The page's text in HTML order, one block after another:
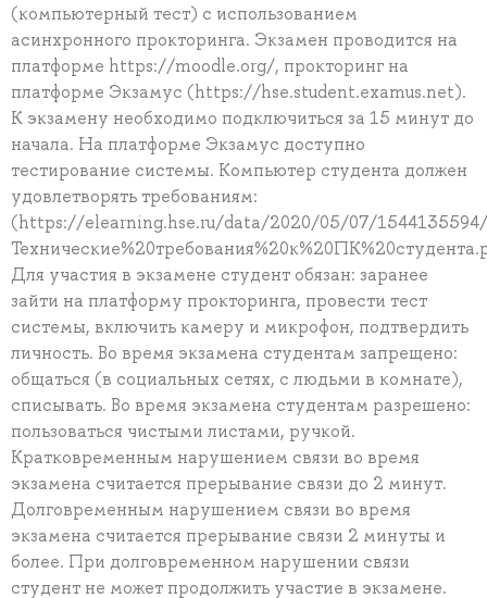
(компьютерный тест) с использованием
асинхронного прокторинга. Экзамен проводится на
платформе https://moodle.org/, прокторинг на
платформе Экзамус (https://hse.student.examus.net).
К экзамену необходимо подключиться за 15 минут до
начала. На платформе Экзамус доступно
тестирование системы. Компьютер студента должен
удовлетворять требованиям:
(https://elearning.hse.ru/data/2020/05/07/1544135594/
Для участия в экзамене студент обязан: заранее
зайти на платформу прокторинга, провести тест
системы, включить камеру и микрофон, подтвердить
личность. Во время экзамена студентам запрещено:
общаться (в социальных сетях, с людьми в комнате),
списывать. Во время экзамена студентам разрешено:
пользоваться чистыми листами, ручкой.
Кратковременным нарушением связи во время
экзамена считается прерывание связи до 2 минут.
Долговременным нарушением связи во время
экзамена считается прерывание связи 2 минуты и
более. При долговременном нарушении связи
студент не может продолжить участие в экзамене.